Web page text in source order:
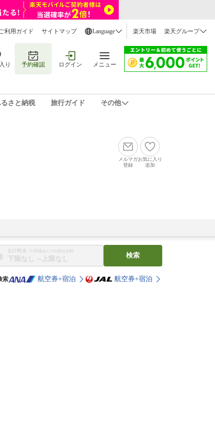
ご利用ガイド サイトマップ Language 楽天市場 楽天グループ
り 予約確認 ログイン メニュー
るさと納税 旅行ガイド その他
メルマガ
登録
お気に入り
追加
合計料金 ※1部屋あたりの税込金額
〜
検索
索 航空券+宿泊 航空券+宿泊